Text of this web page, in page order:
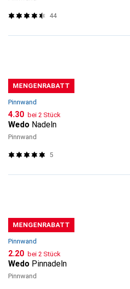
44
MENGENRABATT
Pinnwand
CHF
4.30 bei 2 Stück
Wedo Nadeln
Pinnwand
5
MENGENRABATT
Pinnwand
CHF
2.20 bei 2 Stück
Wedo Pinnadeln
Pinnwand